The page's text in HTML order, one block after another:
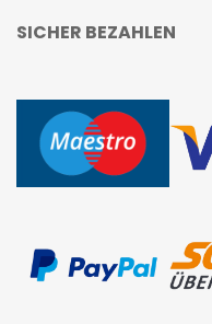
SICHER BEZAHLEN